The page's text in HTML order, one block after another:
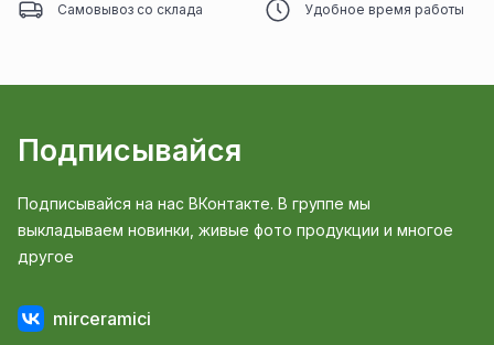
Самовывоз со склада Удобное время работы
Подписывайся
Подписывайся на нас ВКонтакте. В группе мы
выкладываем новинки, живые фото продукции и многое
другое
mirceramici